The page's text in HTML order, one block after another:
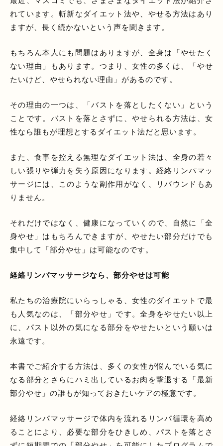
れています。斬新なダイエット法や、やせる方法はあり
ますが、長く続かないという声を聞きます。
もちろん本人にも問題はありますが、全身は「やせたく
ない理由」もあります。つまり、女性の多くは、「やせ
たいけど、やせられない理由」があるのです。
その理由の一つは、「バストを落としたくない」という
ことです。バストを落とさずに、やせられる方法は、女
性なら誰もが理想とするダイエット法だと思います。
また、食事を控える無理なダイエット法は、全身の若々
しい張りや弾力を失う原因になります。経絡リンパマッ
サージには、このような副作用がなく、リバウンドもあ
りません。
それだけではなく、健康になっていくので、自然に「全
身やせ」はもちろんできますが、やせたい部分だけでも
集中して「部分やせ」は可能なのです。
経絡リンパマッサージなら、部分やせは可能
私たちの治療院にいらっしゃる、女性のダイエットで最
も人気なのは、「部分やせ」です。全身をやせたい以上
に、パスト以外の気になる部分をやせたいという願いは
永遠です。
本書でご紹介する方法は、多くの女性が悩んでいる気に
なる部分とさらにハミ出しているお肉を撃退する「最新
部分やせ」の誰もが知っておきたいケアの極意です。
経絡リンパマッサージで体内を流れるリンパ循環を高め
ることにより、必要な部分をひきしめ、パストを落とさ